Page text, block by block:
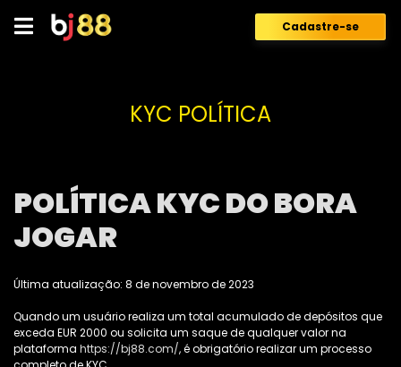
content
Cadastre-se
KYC POLÍTICA
POLÍTICA KYC DO BORA
JOGAR
Última atualização: 8 de novembro de 2023
Quando um usuário realiza um total acumulado de depósitos que
exceda EUR 2000 ou solicita um saque de qualquer valor na
plataforma https://bj88.com/, é obrigatório realizar um processo